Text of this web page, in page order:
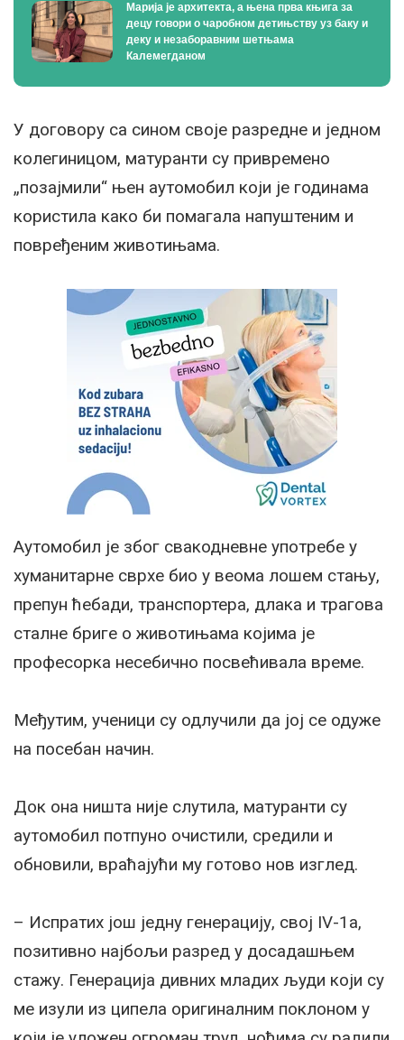
Марија је архитекта, а њена прва књига за
децу говори о чаробном детињству уз баку и
деку и незаборавним шетњама
Калемегданом
У договору са сином своје разредне и једном
колегиницом, матуранти су привремено
„позајмили“ њен аутомобил који је годинама
користила како би помагала напуштеним и
повређеним животињама.
Аутомобил је због свакодневне употребе у
хуманитарне сврхе био у веома лошем стању,
препун ћебади, транспортера, длака и трагова
сталне бриге о животињама којима је
професорка несебично посвећивала време.
Међутим, ученици су одлучили да јој се одуже
на посебан начин.
Док она ништа није слутила, матуранти су
аутомобил потпуно очистили, средили и
обновили, враћајући му готово нов изглед.
– Испратих још једну генерацију, свој IV-1а,
позитивно најбољи разред у досадашњем
стажу. Генерација дивних младих људи који су
ме изули из ципела оригиналним поклоном у